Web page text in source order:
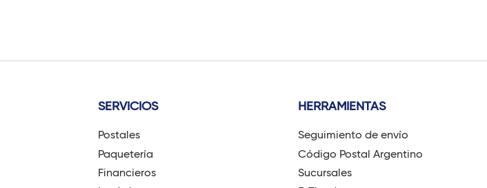
s
SERVICIOS
Postales
Paquetería
Financieros
HERRAMIENTAS
Seguimiento de envío
Código Postal Argentino
Sucursales